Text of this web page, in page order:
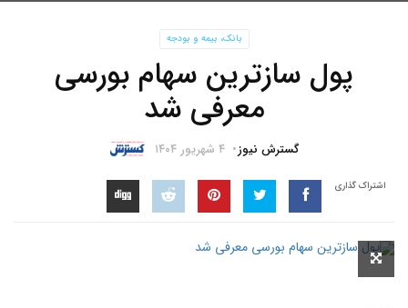
بانک، بیمه و بودجه
پول سازترین سهام بورسی
معرفی شد
گسترش نیوز ۴ شهریور ۱۴۰۴
اشتراک گذاری